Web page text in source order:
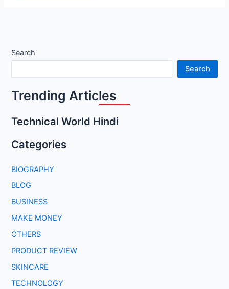
Search
Search
Trending Articles
Technical World Hindi
Categories
BIOGRAPHY
BLOG
BUSINESS
MAKE MONEY
OTHERS
PRODUCT REVIEW
SKINCARE
TECHNOLOGY